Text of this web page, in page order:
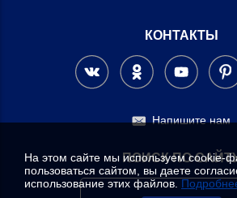
КОНТАКТЫ
Напишите нам
ПОИСК ПО
На этом сайте мы используем cookie-
пользоваться сайтом, вы даете
использование этих файлов.